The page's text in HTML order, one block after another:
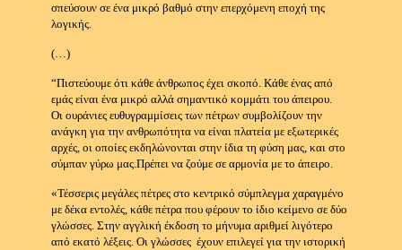
σπεύσουν σε ένα μικρό βαθμό στην επερχόμενη εποχή της
λογικής.
(…)
“Πιστεύουμε ότι κάθε άνθρωπος έχει σκοπό. Κάθε ένας από
εμάς είναι ένα μικρό αλλά σημαντικό κομμάτι του άπειρου.
Οι ουράνιες ευθυγραμμίσεις των πέτρων συμβολίζουν την
ανάγκη για την ανθρωπότητα να είναι πλατεία με εξωτερικές
αρχές, οι οποίες εκδηλώνονται στην ίδια τη φύση μας, και στο
σύμπαν γύρω μας.Πρέπει να ζούμε σε αρμονία με το άπειρο.
«Τέσσερις μεγάλες πέτρες στο κεντρικό σύμπλεγμα χαραγμένο
με δέκα εντολές, κάθε πέτρα που φέρουν το ίδιο κείμενο σε δύο
γλώσσες. Στην αγγλική έκδοση το μήνυμα αριθμεί λιγότερο
από εκατό λέξεις. Οι γλώσσες έχουν επιλεγεί για την ιστορική